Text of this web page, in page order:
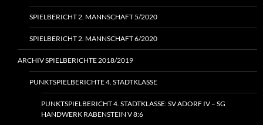
SPIELBERICHT 2. MANNSCHAFT 5/2020
SPIELBERICHT 2. MANNSCHAFT 6/2020
ARCHIV SPIELBERICHTE 2018/2019
PUNKTSPIELBERICHTE 4. STADTKLASSE
PUNKTSPIELBERICHT 4. STADTKLASSE: SV ADORF IV – SG
HANDWERK RABENSTEIN V 8:6